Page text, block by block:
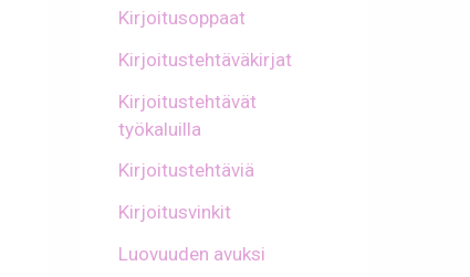
Kirjoitusoppaat
Kirjoitustehtäväkirjat
Kirjoitustehtävät
työkaluilla
Kirjoitustehtäviä
Kirjoitusvinkit
Luovuuden avuksi